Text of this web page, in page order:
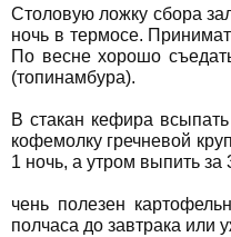
Столовую ложку сбора
ночь в термосе.
По весне хорошо
(топинамбура).
В стакан кефира
кофемолку гречневой
1 ночь, а утром выпить
чень полезен
полчаса до завтрака или